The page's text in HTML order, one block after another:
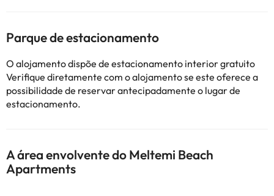
Parque de estacionamento
O alojamento dispõe de estacionamento interior gratuito
Verifique diretamente com o alojamento se este oferece a
possibilidade de reservar antecipadamente o lugar de
estacionamento.
A área envolvente do Meltemi Beach
Apartments